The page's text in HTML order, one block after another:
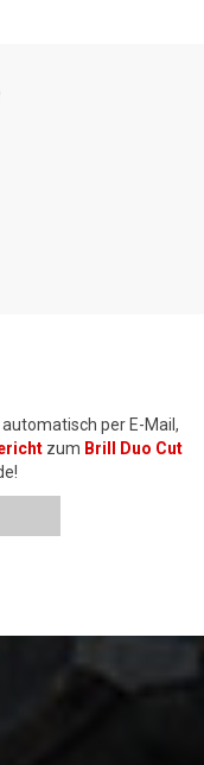
per E-Mail,
zum Brill Duo Cut